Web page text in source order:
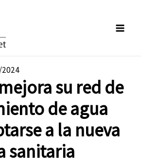
su red de
de agua
a la nueva
sanitaria